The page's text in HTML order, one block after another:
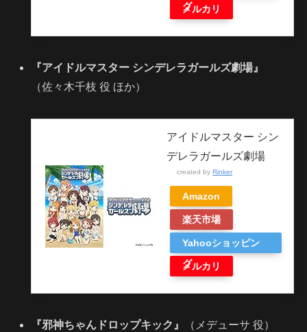
グ
メルカリ
『アイドルマスター シンデレラガールズ劇場』
（佐々木千枝 役 ほか）
アイドルマスター シン
デレラガールズ劇場
created by Rinker
Amazon
楽天市場
Yahooショッピン
グ
メルカリ
『邪神ちゃんドロップキック』 （メデューサ 役）